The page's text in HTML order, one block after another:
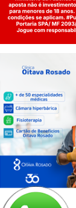
Jogue com